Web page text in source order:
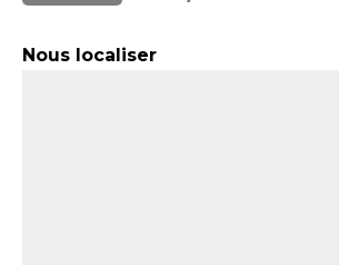
Nous localiser